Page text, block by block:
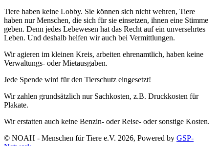
Tiere haben keine Lobby. Sie können sich nicht wehren, Tiere
haben nur Menschen, die sich für sie einsetzen, ihnen eine Stimme
geben. Denn jedes Lebewesen hat das Recht auf ein unversehrtes
Leben. Und deshalb helfen wir auch bei Vermittlungen.
Wir agieren im kleinen Kreis, arbeiten ehrenamtlich, haben keine
Verwaltungs- oder Mietausgaben.
Jede Spende wird für den Tierschutz eingesetzt!
Wir zahlen grundsätzlich nur Sachkosten, z.B. Druckkosten für
Plakate.
Wir erstatten auch keine Benzin- oder Reise- oder sonstige Kosten.
© NOAH - Menschen für Tiere e.V. 2026, Powered by GSP-